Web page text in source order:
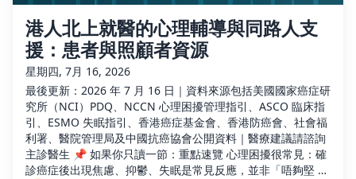
港人北上就醫的心理輔導與同路人支
援：患者與照顧者資源
星期四, 7月 16, 2026
最後更新：2026 年 7 月 16 日｜資料來源包括美國國家癌症研
究所（NCI）PDQ、NCCN 心理困擾管理指引、ASCO 臨床指
引、ESMO 失眠指引、香港癌症基金會、香港防癌會、社會福
利署、醫院管理局及中國抗癌協會公開資料｜醫療建議請諮詢
主診醫生 📌 如果你只讀一節：重點速覽 心理困擾很常見：確
診癌症後出現焦慮、抑鬱、失眠是常見反應，並非「唔夠堅 …